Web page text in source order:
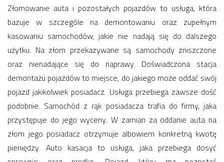
Złomowanie auta i pozostałych pojazdów to usługa, która
bazuje w szczególe na demontowaniu oraz zupełnym
kasowaniu samochodów, jakie nie nadają się do dalszego
użytku. Na złom przekazywane są samochody zniszczone
oraz nienadające się do naprawy. Doświadczona stacja
demontażu pojazdów to miejsce, do jakiego może oddać swój
pojazd jakikolwiek posiadacz. Usługa przebiega zawsze dość
podobnie. Samochód z rąk posiadacza trafia do firmy, jaka
przystępuje do jego wyceny. W zamian za oddanie auta na
złom jego posiadacz otrzymuje albowiem konkretną kwotę
pieniędzy. Auto kasacja to usługa, jaka przebiega dosyć